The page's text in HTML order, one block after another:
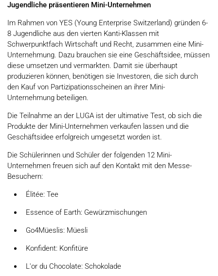
Jugendliche präsentieren Mini-Unternehmen
Im Rahmen von YES (Young Enterprise Switzerland) gründen 6-
8 Jugendliche aus den vierten Kanti-Klassen mit
Schwerpunktfach Wirtschaft und Recht, zusammen eine Mini-
Unternehmung. Dazu brauchen sie eine Geschäftsidee, müssen
diese umsetzen und vermarkten. Damit sie überhaupt
produzieren können, benötigen sie Investoren, die sich durch
den Kauf von Partizipationsscheinen an ihrer Mini-
Unternehmung beteiligen.
Die Teilnahme an der LUGA ist der ultimative Test, ob sich die
Produkte der Mini-Unternehmen verkaufen lassen und die
Geschäftsidee erfolgreich umgesetzt worden ist.
Die Schülerinnen und Schüler der folgenden 12 Mini-
Unternehmen freuen sich auf den Kontakt mit den Messe-
Besuchern:
Élitée: Tee
Essence of Earth: Gewürzmischungen
Go4Müeslis: Müesli
Konfident: Konfitüre
L'or du Chocolate: Schokolade